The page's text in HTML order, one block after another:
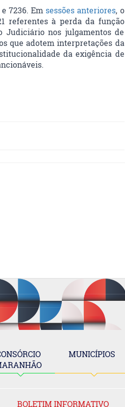
7236. Em sessões anteriores, o
referentes à perda da função
Judiciário nos julgamentos de
que adotem interpretações da
da exigência de
MUNICÍPIOS
BOLETIM INFORMATIVO